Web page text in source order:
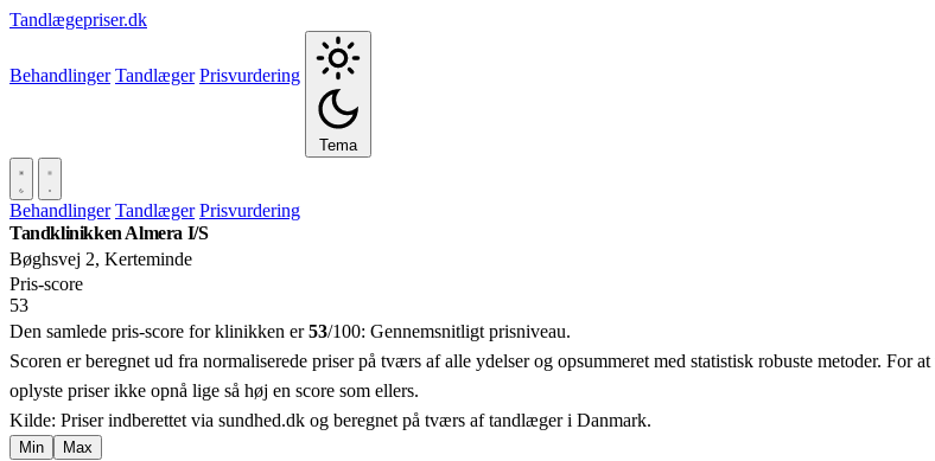
Tandlægepriser.dk
Behandlinger Tandlæger Prisvurdering
Tema
Behandlinger Tandlæger Prisvurdering
Tandklinikken Almera I/S
Bøghsvej 2, Kerteminde
Pris‑score
53
Den samlede pris-score for klinikken er53/100: Gennemsnitligt prisniveau.
Scoren er beregnet ud fra normaliserede priser på tværs af alle ydelser og opsummeret med statistisk robuste metoder.
oplyste priser ikke opnå lige så høj en score som ellers.
Kilde: Priser indberettet via sundhed.dk og beregnet på tværs af tandlæger i Danmark.
Min Max